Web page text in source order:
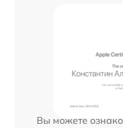
Вы можете